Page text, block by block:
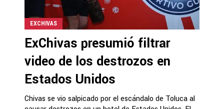
EXCHIVAS
ExChivas presumió filtrar
video de los destrozos en
Estados Unidos
Chivas se vio salpicado por el escándalo de Toluca al